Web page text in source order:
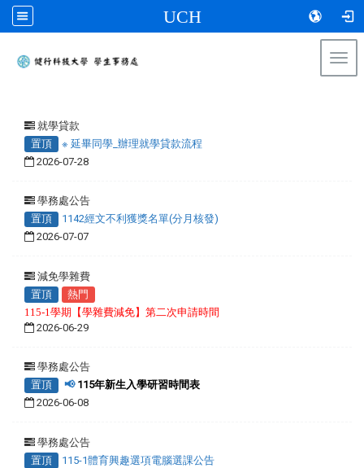
UCH
就學貸款
置頂
※ 延畢同學_辦理就學貸款流程
2026-07-28
學務處公告
置頂
1142經文不利獲獎名單(分月核發)
2026-07-07
減免學雜費
置頂
熱門
115-1學期【學雜費減免】第二次申請時間
2026-06-29
學務處公告
置頂
📢115年新生入學研習時間表
2026-06-08
學務處公告
置頂
115-1體育興趣選項電腦選課公告